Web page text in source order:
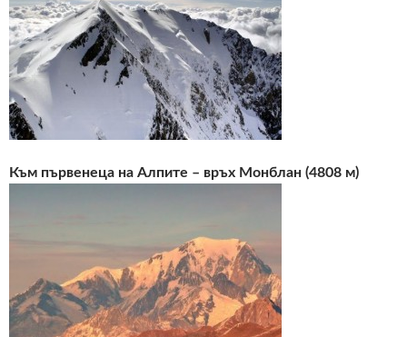
Към първенеца на Алпите – връх Монблан (4808 м)